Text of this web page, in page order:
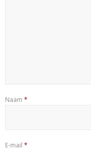
Naam *
E-mail *